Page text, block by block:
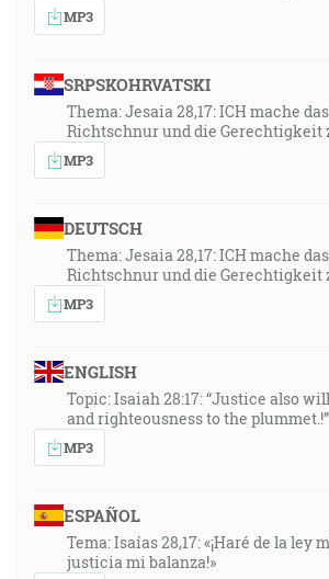
MP3
SRPSKOHRVATSKI
Thema: Jesaia 28,17: ICH mache
Richtschnur und die Gerechtigkeit
MP3
DEUTSCH
Thema: Jesaia 28,17: ICH mache
Richtschnur und die Gerechtigkeit
MP3
ENGLISH
Topic: Isaiah 28:17: “Justice also
and righteousness to the plummet.!”
MP3
ESPAÑOL
Tema: Isaías 28,17: «¡Haré de la ley
justicia mi balanza!»